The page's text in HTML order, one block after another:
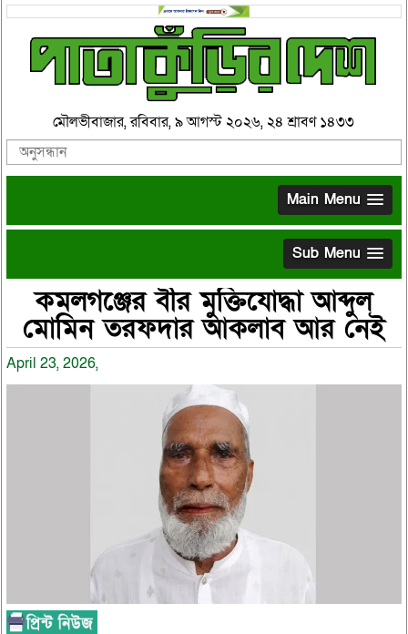
মৌলভীবাজার, রবিবার, ৯ আগস্ট ২০২৬, ২৪ শ্রাবণ ১৪৩৩
Main Menu
Sub Menu
কমলগঞ্জের বীর মুক্তিযোদ্ধা আব্দুল
মোমিন তরফদার আকলাব আর নেই
April 23, 2026,